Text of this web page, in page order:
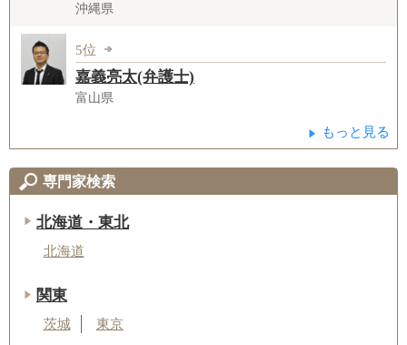
沖縄県
5位
嘉義亮太(弁護士)
富山県
もっと見る
専門家検索
北海道・東北
北海道
関東
茨城 東京